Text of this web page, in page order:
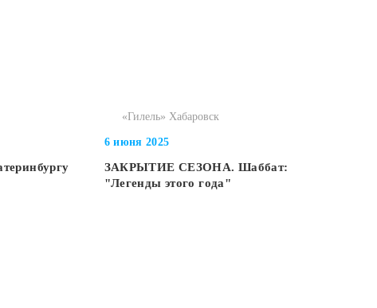
«Гилель» Хабаровск
6 июня 2025
ЗАКРЫТИЕ СЕЗОНА. Шаббат:
"Легенды этого года"